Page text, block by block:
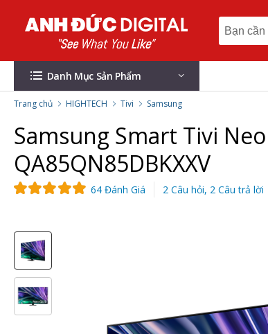
Danh Mục Sản Phẩm
Trang chủ HIGHTECH Tivi Samsung
Samsung Smart Tivi
QA85QN85DBKXXV
64 Đánh Giá 2 Câu hỏi, 2 Câu trả lời